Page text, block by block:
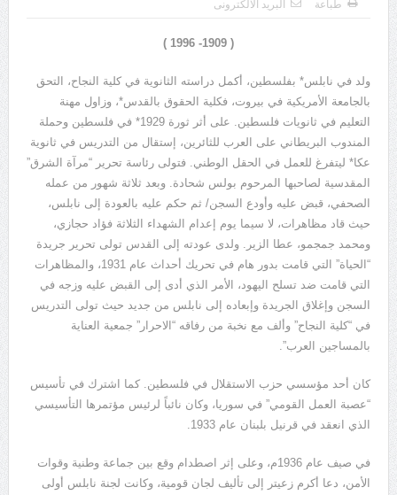
طباعة
البريد الالكترونى
( 1909- 1996 )
ولد في نابلس* بفلسطين، أكمل دراسته الثانوية في كلية النجاح، التحق
بالجامعة الأمريكية في بيروت، فكلية الحقوق بالقدس*، وزاول مهنة
التعليم في ثانويات فلسطين. على أثر ثورة 1929* في فلسطين وحملة
المندوب البريطاني على العرب للثائرين، إستقال من التدريس في ثانوية
عكا* ليتفرغ للعمل في الحقل الوطني. فتولى رئاسة تحرير “مرآة الشرق”
المقدسية لصاحبها المرحوم بولس شحادة. وبعد ثلاثة شهور من عمله
الصحفي، قبض عليه وأودع السجن/ ثم حكم عليه بالعودة إلى نابلس،
حيث قاد مظاهرات، لا سيما يوم إعدام الشهداء الثلاثة فؤاد حجازي،
ومحمد جمجمو، عطا الزير. ولدى عودته إلى القدس تولى تحرير جريدة
“الحياة” التي قامت بدور هام في تحريك أحداث عام 1931، والمظاهرات
التي قامت ضد تسلح اليهود، الأمر الذي أدى إلى القبض عليه وزجه في
السجن وإغلاق الجريدة وإبعاده إلى نابلس من جديد حيث تولى التدريس
في “كلية النجاح” وألف مع نخبة من رفاقه “الاحرار” جمعية العناية
بالمساجين العرب”.
كان أحد مؤسسي حزب الاستقلال في فلسطين. كما اشترك في تأسيس
“عصبة العمل القومي” في سوريا، وكان نائباً لرئيس مؤتمرها التأسيسي
الذي انعقد في قرنيل بلبنان عام 1933.
في صيف عام 1936م، وعلى إثر اصطدام وقع بين جماعة وطنية وقوات
الأمن، دعا أكرم زعيتر إلى تأليف لجان قومية، وكانت لجنة نابلس أولى